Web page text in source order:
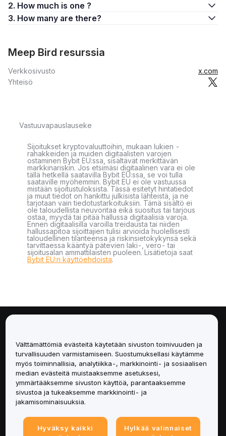
2. How much is one ?
3. How many are there?
Meep Bird resurssia
Verkkosivusto
x.com
Yhteisö
Vastuuvapauslauseke
Sijoitukset kryptovaluuttoihin, mukaan lukien -
rahakkeiden ja muiden digitaalisten varojen
ostaminen Bybit EU:ssa, sisältävät merkittävän
markkinariskin. Jos etsimäsi digitaalinen vara ei ole
tällä hetkellä saatavilla Bybit EU:ssa, se voi tulla
saataville myöhemmin. Bybit EU ei ole vastuussa
mistään sijoitustuloksista. Tässä esitetyt hintatiedot
ja muut tiedot on hankittu julkisista lähteistä, ja ne
tarjotaan vain tiedotustarkoituksiin. Tämä sisältö ei
ole taloudellista neuvontaa eikä suositus tai tarjous
ostaa, myydä tai pitää hallussa digitaalisia varoja.
Ennen digitaalisilla varoilla treidausta tai niiden
hallussapitoa sijoittajien tulisi arvioida huolellisesti
taloudellinen tilanteensa ja riskinsietokykynsä sekä
tarvittaessa kääntyä pätevien laki-, vero- tai
sijoitusalan ammattilaisten puoleen. Lisätietoja saat
Bybit EU:n käyttöehdoista.
Palvelut
Tuki
Tuotteet
Lakiasiat
Välttämättömiä evästeitä käytetään sivuston toimivuuden ja
turvallisuuden varmistamiseen. Suostumuksellasi käytämme
myös toiminnallisia, analytiikka-, markkinointi- ja sosiaalisen
median evästeitä muistaaksemme asetuksesi,
ymmärtääksemme sivuston käyttöä, parantaaksemme
sivustoa ja tukeaksemme markkinointi- ja
jakamisominaisuuksia.
Hyväksy kaikki
Hylkää valinnaiset